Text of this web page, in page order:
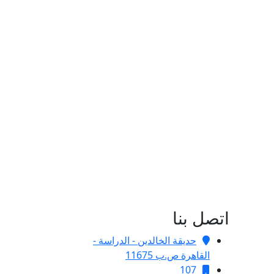
اتصل بنا
حديقة الخالدين - الدراسة -
القاهرة ص.ب 11675
107